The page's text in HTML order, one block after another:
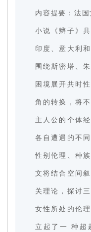
内容提要：法
小说《辫子》
印度、意大利
围绕斯密塔、
困境展开共时
角的转换，将
主人公的个体
各自遭遇的不
性别伦理、种
文将结合空间
关理论，探讨
女性所处的伦
立起了一 种超